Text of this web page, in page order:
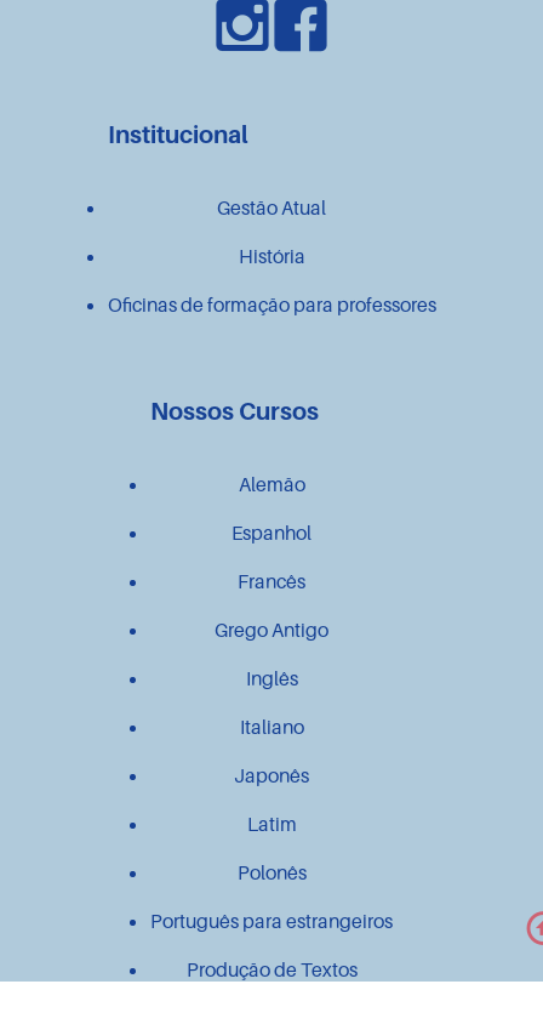
Institucional
Gestão Atual
História
Oficinas de formação para professores
Nossos Cursos
Alemão
Espanhol
Francês
Grego Antigo
Inglês
Italiano
Japonês
Latim
Polonês
Português para estrangeiros
Produção de Textos